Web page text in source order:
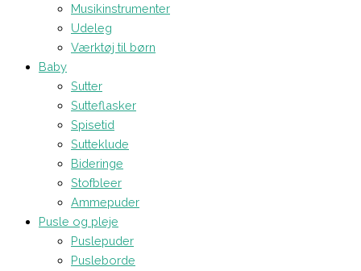
Musikinstrumenter
Udeleg
Værktøj til børn
Baby
Sutter
Sutteflasker
Spisetid
Sutteklude
Bideringe
Stofbleer
Ammepuder
Pusle og pleje
Puslepuder
Pusleborde